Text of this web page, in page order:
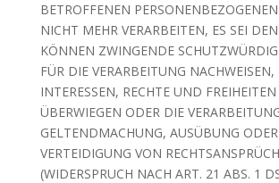
BETROFFENEN
NICHT MEHR VERARBEITEN, ES SEI
KÖNNEN ZWINGENDE
FÜR DIE VERARBEITUNG NACHWEISEN,
INTERESSEN, RECHTE UND FREIHEITEN
ÜBERWIEGEN ODER DIE
GELTENDMACHUNG, AUSÜBUNG ODER
VERTEIDIGUNG VON
(WIDERSPRUCH NACH ART. 21 ABS. 1